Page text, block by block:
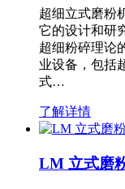
超细立式磨粉
它的设计和研
超细粉碎理论
业设备，包括
式…
了解详情
LM 立式磨